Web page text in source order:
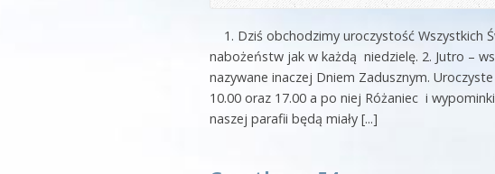
1. Dziś obchodzimy uroczystość Wszystkich
nabożeństw jak w każdą niedzielę. 2. Jutro –
nazywane inaczej Dniem Zadusznym.
10.00 oraz 17.00 a po niej Różaniec i
naszej parafii będą miały [...]